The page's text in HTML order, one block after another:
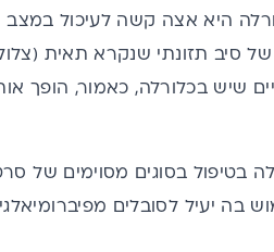
היא אצה קשה לעיכול במצב
סיב תזונתי שנקרא תאית
שיש בכלורלה, כאמור, הופך
בטיפול בסוגים מסוימים של
בה יעיל לסובלים